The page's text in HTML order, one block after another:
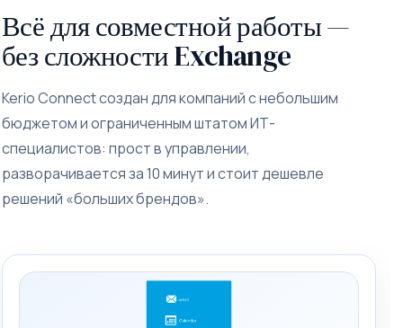
Всё для совместной работы —
без сложности Exchange
Kerio Connect создан для компаний с небольшим
бюджетом и ограниченным штатом ИТ-
специалистов: прост в управлении,
разворачивается за 10 минут и стоит дешевле
решений «больших брендов».